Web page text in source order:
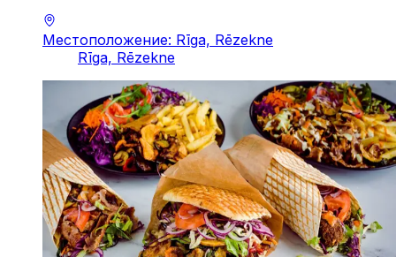
Местоположение: Rīga, Rēzekne
Rīga, Rēzekne